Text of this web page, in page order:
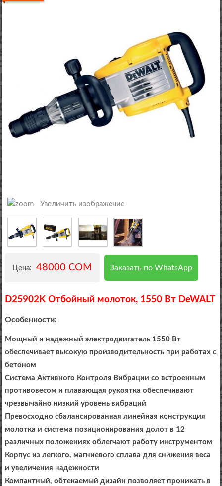
Увеличить изображение
Цена: 48000 COM Заказать по WhatsApp
D25902K Отбойный молоток, 1550 Вт DeWALT
Особенности:
Мощный и надежный электродвигатель 1550 Вт
обеспечивает высокую производительность при работах с
бетоном
Система Активного Контроля Вибрации со встроенным
противовесом и плавающая рукоятка обеспечивают
чрезвычайно низкий уровень вибраций
Превосходно сбалансированная линейная конструкция
молотка и система позиционирования долот в 12
различных положениях облегчают работу инструментом
Корпус из легкого, магниевого сплава для снижения веса
и увеличения надежности
Компактный, обтекаемый дизайн позволяет проникать в